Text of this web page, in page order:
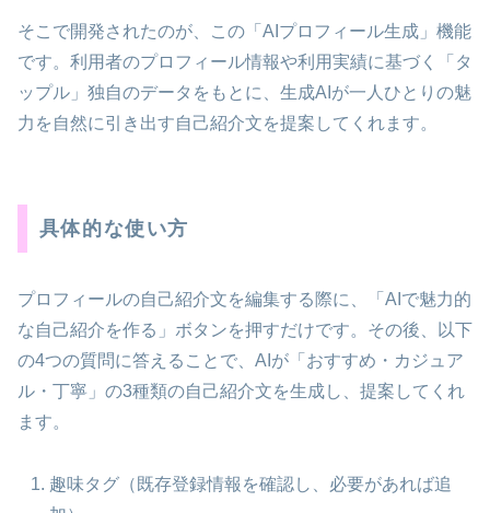
そこで開発されたのが、この「AIプロフィール生成」機能
です。利用者のプロフィール情報や利用実績に基づく「タ
ップル」独自のデータをもとに、生成AIが一人ひとりの魅
力を自然に引き出す自己紹介文を提案してくれます。
具体的な使い方
プロフィールの自己紹介文を編集する際に、「AIで魅力的
な自己紹介を作る」ボタンを押すだけです。その後、以下
の4つの質問に答えることで、AIが「おすすめ・カジュア
ル・丁寧」の3種類の自己紹介文を生成し、提案してくれ
ます。
趣味タグ（既存登録情報を確認し、必要があれば追